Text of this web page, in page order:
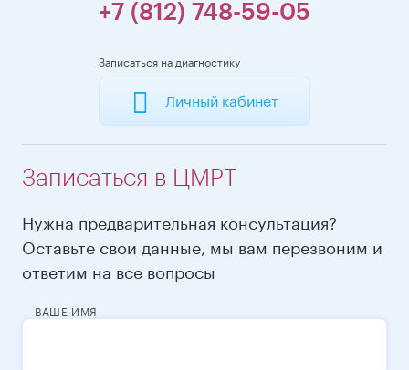
+7 (812) 748-59-05
Записаться на диагностику
Личный кабинет
Записаться в ЦМРТ
Нужна предварительная консультация?
Оставьте свои данные, мы вам перезвоним и
ответим на все вопросы
ВАШЕ ИМЯ